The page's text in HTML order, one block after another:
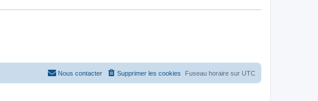
s
a
Fuseau horaire sur UTC
Supprimer les cookies
Nous contacter